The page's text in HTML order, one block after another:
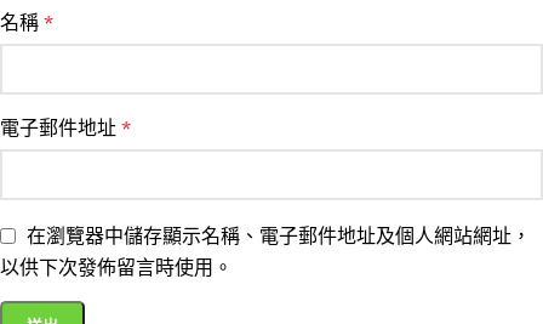
名稱 *
電子郵件地址 *
在瀏覽器中儲存顯示名稱、電子郵件地址及個人網站網址，
以供下次發佈留言時使用。